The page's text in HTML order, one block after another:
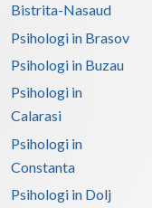
Bistrita-Nasaud
Psihologi in Brasov
Psihologi in Buzau
Psihologi in
Calarasi
Psihologi in
Constanta
Psihologi in Dolj